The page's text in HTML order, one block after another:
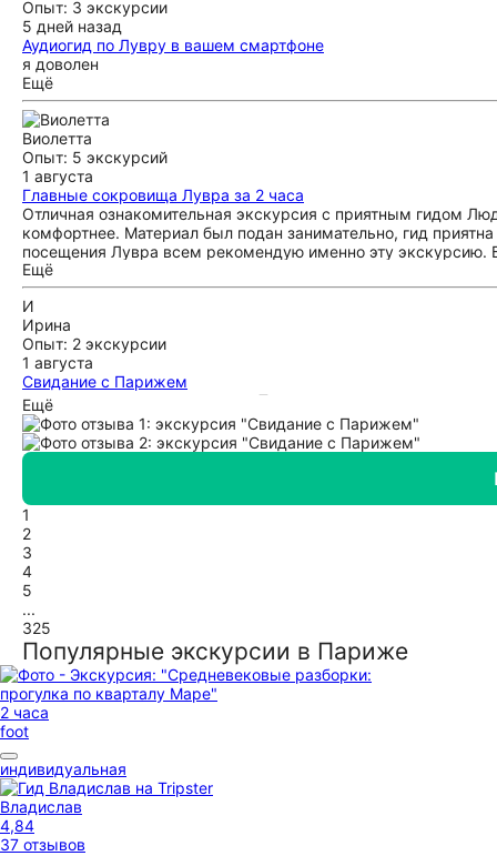
Опыт: 3 экскурсии
5 дней назад
Аудиогид по Лувру в вашем смартфоне
я доволен
Ещё
Виолетта
Опыт: 5 экскурсий
1 августа
Главные сокровища Лувра за 2 часа
Отличная ознакомительная экскурсия с приятным гидом
комфортнее. Материал был подан занимательно, гид
посещения Лувра всем рекомендую именно эту экскурсию.
Ещё
И
Ирина
Опыт: 2 экскурсии
1 августа
Свидание с Парижем
хорошо построена экскурсия. Татьяна очень интересно
телефон . 3 часа пролетели незаметно. спасибо!
Ещё
1
2
3
4
5
...
325
Популярные экскурсии в Париже
2 часа
foot
индивидуальная
Владислав
4,84
37 отзывов